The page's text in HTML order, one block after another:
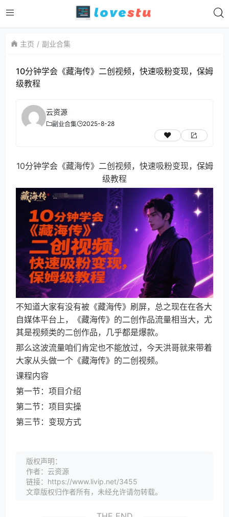
主页 副业合集
10分钟学会《藏海传》二创视频，快速吸粉变现，保姆
级教程
云资源
副业合集 2025-8-28
10分钟学会《藏海传》二创视频，快速吸粉变现，保姆
级教程
不知道大家有没有被《藏海传》刷屏，总之现在在各大
自媒体平台上，《藏海传》的二创作品流量相当大，尤
其是视频类的二创作品，几乎都是爆款。
那么这波流量咱们肯定也不能放过，今天洪哥就来带着
大家从头做一个《藏海传》的二创视频。
课程内容
第一节：项目介绍
第二节：项目实操
第三节：变现方式
版权声明：
作者：云资源
链接：https://www.livip.net/3455
文章版权归作者所有，未经允许请勿转载。